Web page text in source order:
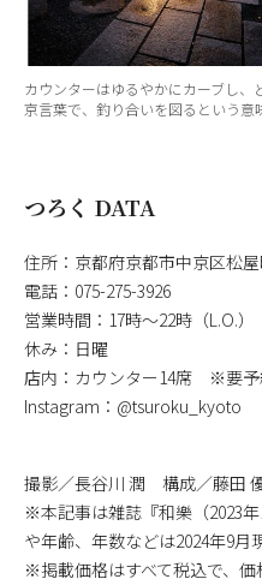
カウンターはゆるやかにカーブし
京言葉で、釣り合いを図るという意
つろく DATA
住所：京都府京都市中京区松
電話：075-275-3926
営業時間：17時～22時（L.O.）
休み：日曜
店内：カウンター14席 ※要
Instagram：@tsuroku_kyoto
撮影／長谷川 潤 構成／藤田
※本記事は雑誌『和樂（2023
や年齢、年数などは2024年9月
※掲載価格はすべて税込で、